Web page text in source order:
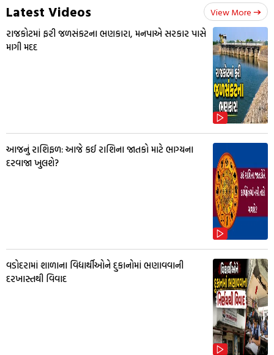
Latest Videos View More
રાજકોટમાં ફરી જળસંકટના ભણકારા, મનપાએ સરકાર પાસે
માગી મદદ
આજનું રાશિફળ: આજે કઈ રાશિના જાતકો માટે ભાગ્યના
દરવાજા ખુલશે?
વડોદરામાં શાળાના વિદ્યાર્થીઓને દુકાનોમાં ભણાવવાની
દરખાસ્તથી વિવાદ